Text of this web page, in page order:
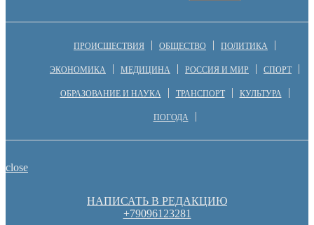
ПРОИСШЕСТВИЯ ОБЩЕСТВО ПОЛИТИКА
ЭКОНОМИКА МЕДИЦИНА РОССИЯ И МИР СПОРТ
ОБРАЗОВАНИЕ И НАУКА ТРАНСПОРТ КУЛЬТУРА
ПОГОДА
close
НАПИСАТЬ В РЕДАКЦИЮ
+79096123281